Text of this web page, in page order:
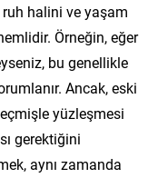
halini ve yaşam
Örneğin, eğer
bu genellikle
Ancak, eski
yüzleşmesi
gerektiğini
aynı zamanda